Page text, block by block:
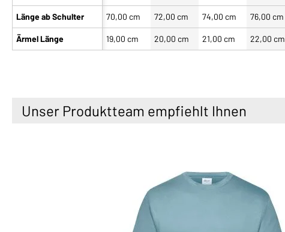
Länge ab Schulter
Ärmel Länge
70,00 cm 72,00 cm 74,00 cm 76,00 cm
19,00 cm 20,00 cm 21,00 cm 22,00 cm
Unser Produktteam empfiehlt Ihnen